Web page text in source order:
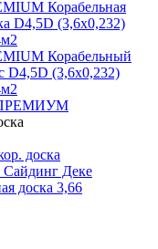
Корабельная
D4,5D (3,6х0,232)
Корабельный
D4,5D (3,6х0,232)
доска
Деке
доска 3,66